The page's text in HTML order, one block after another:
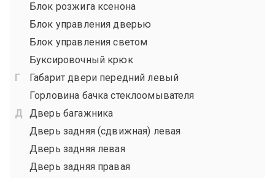
Блок розжига ксенона
Блок управления дверью
Блок управления светом
Буксировочный крюк
Габарит двери передний левый
Горловина бачка стеклоомывателя
Дверь багажника
Дверь задняя (сдвижная) левая
Дверь задняя левая
Дверь задняя правая